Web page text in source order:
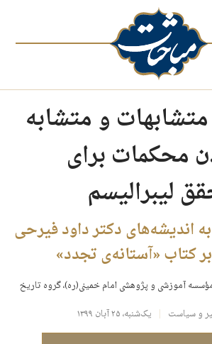
و متشابه
محکمات برای
لیبرالیسم
انديشه‌های دکتر داود فيرحی
بر کتاب «آستانه‌ی تجدد»
آموزشی و پژوهشی امام خمينی(ره)، گروه تاريخ
و سیاست
یک‌شنبه، ۲۵ آبان ۱۳۹۹